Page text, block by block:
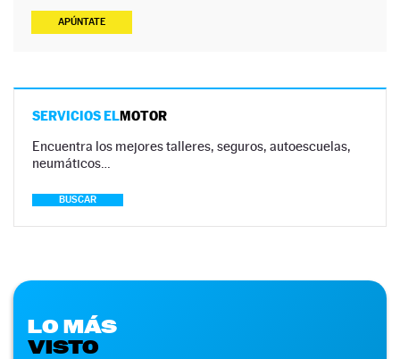
APÚNTATE
SERVICIOS ELMOTOR
Encuentra los mejores talleres, seguros, autoescuelas,
neumáticos…
BUSCAR
LO MÁS
VISTO